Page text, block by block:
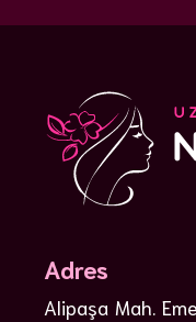
Adres
Alipaşa Mah.